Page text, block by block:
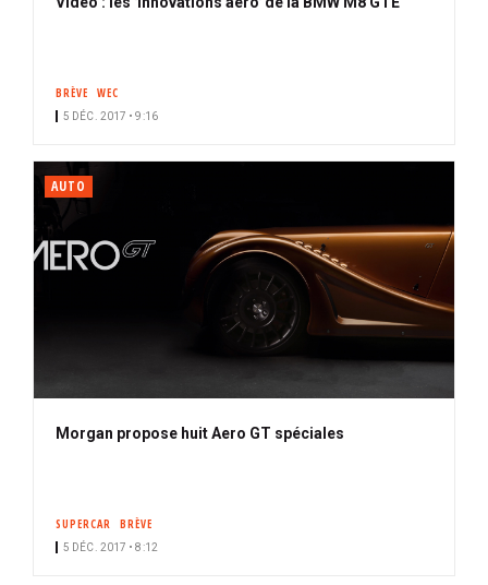
BRÈVE WEC
5 DÉC. 2017 • 9:16
AUTO
Morgan propose huit Aero GT spéciales
SUPERCAR BRÈVE
5 DÉC. 2017 • 8:12